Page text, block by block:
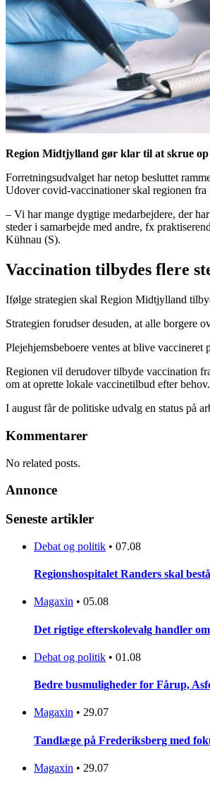
Region Midtjylland gør klar til at skrue op
Forretningsudvalget har netop besluttet
Udover covid-vaccinationer skal regionen
– Vi har mange dygtige medarbejdere, der
steder i samarbejde med andre, fx
Kühnau (S).
Vaccination tilbydes flere
Ifølge strategien skal Region Midtjylland
Strategien forudser desuden, at alle borgere
Plejehjemsbeboere ventes at blive vaccineret
Regionen vil derudover tilbyde vaccination
om at oprette lokale vaccinetilbud efter
I august får de politiske udvalg en status på
Kommentarer
No related posts.
Annonce
Seneste artikler
Debat og politik • 07.08
Regionshospitalet Randers skal
Magaxin • 05.08
Det rigtige efterskolevalg handler
Debat og politik • 01.08
Bedre busmuligheder for Fårup,
Magaxin • 29.07
Tandlæge på Frederiksberg med
Magaxin • 29.07